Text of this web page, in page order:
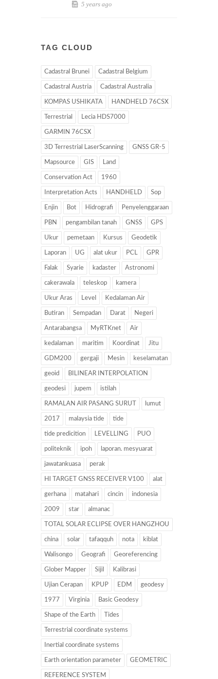
5 years ago
TAG CLOUD
Cadastral Brunei Cadastral Belgium
Cadastral Austria Cadastral Australia
KOMPAS USHIKATA HANDHELD 76CSX
Terrestrial Lecia HDS7000
GARMIN 76CSX
3D Terrestrial LaserScanning GNSS GR-5
Mapsource GIS Land
Conservation Act 1960
Interpretation Acts HANDHELD Sop
Enjin Bot Hidrografi Penyelenggaraan
PBN pengambilan tanah GNSS GPS
Ukur pemetaan Kursus Geodetik
Laporan UG alat ukur PCL GPR
Falak Syarie kadaster Astronomi
cakerawala teleskop kamera
Ukur Aras Level Kedalaman Air
Butiran Sempadan Darat Negeri
Antarabangsa MyRTKnet Air
kedalaman maritim Koordinat Jitu
GDM200 gergaji Mesin keselamatan
geoid BILINEAR INTERPOLATION
geodesi jupem istilah
RAMALAN AIR PASANG SURUT lumut
2017 malaysia tide tide
tide predicition LEVELLING PUO
politeknik ipoh laporan. mesyuarat
jawatankuasa perak
HI TARGET GNSS RECEIVER V100 alat
gerhana matahari cincin indonesia
2009 star almanac
TOTAL SOLAR ECLIPSE OVER HANGZHOU
china solar tafaqquh nota kiblat
Walisongo Geografi Georeferencing
Glober Mapper Sijil Kalibrasi
Ujian Cerapan KPUP EDM geodesy
1977 Virginia Basic Geodesy
Shape of the Earth Tides
Terrestrial coordinate systems
Inertial coordinate systems
Earth orientation parameter GEOMETRIC
REFERENCE SYSTEM